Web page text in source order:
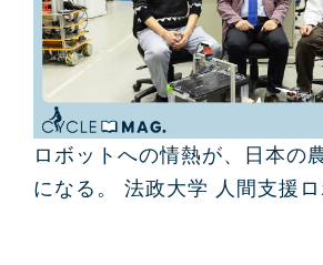
ロボットへの情熱が、日本の
になる。 法政大学 人間支援